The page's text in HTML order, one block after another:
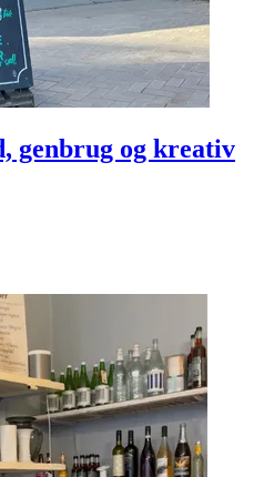
genbrug og kreativ